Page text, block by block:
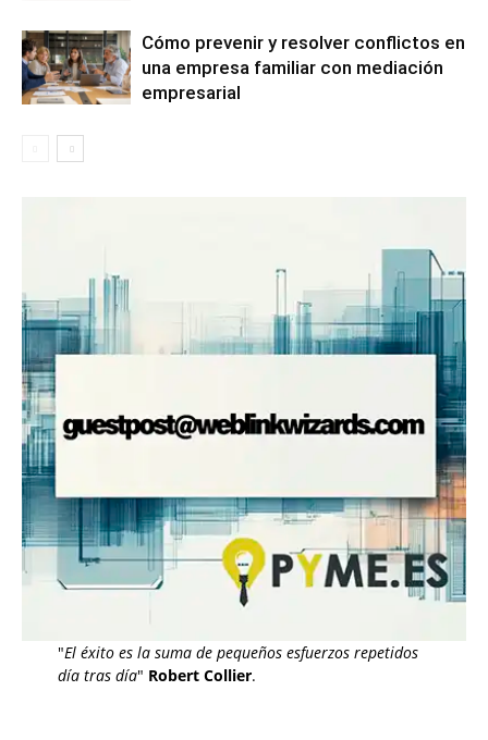
Cómo prevenir y resolver conflictos en
una empresa familiar con mediación
empresarial
"El éxito es la suma de pequeños esfuerzos repetidos
día tras día" Robert Collier.